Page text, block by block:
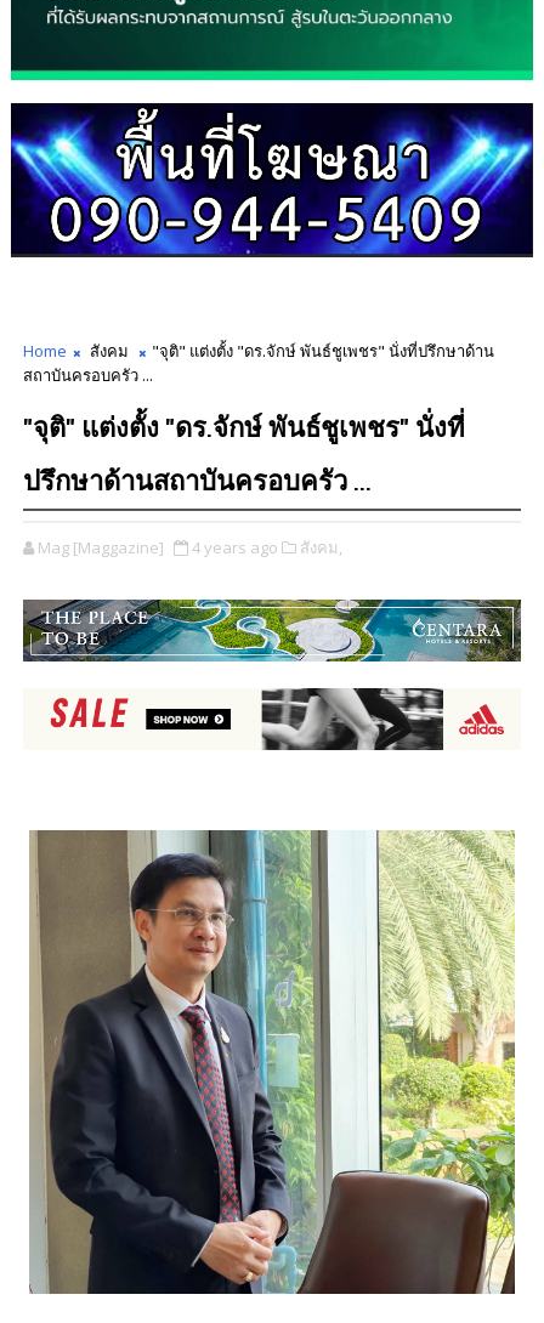
Home สังคม
"จุติ" แต่งตั้ง "ดร.จักษ์ พันธ์ชูเพชร" นั่งที่ปรึกษาด้าน
สถาบันครอบครัว ...
"จุติ" แต่งตั้ง "ดร.จักษ์ พันธ์ชูเพชร" นั่งที่
ปรึกษาด้านสถาบันครอบครัว ...
Mag [Maggazine] 4 years ago สังคม,